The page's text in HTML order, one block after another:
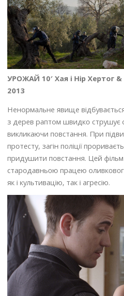
УРОЖАЙ 10′ Хая і Нір Хертог
2013
Ненормальне явище
з дерев раптом швидко струшує
викликаючи повстання. При
протесту, загін поліції
придушити повстання. Цей
стародавньою працею
як і культивацію, так і агресію.